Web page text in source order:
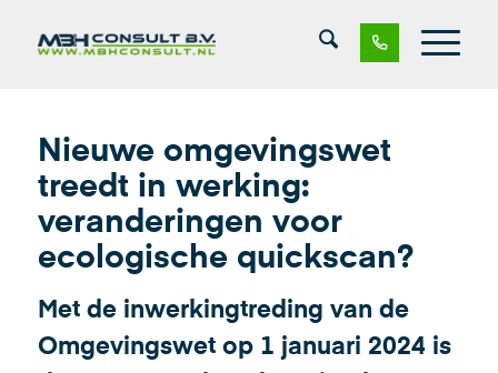
Nieuwe omgevingswet
treedt in werking:
veranderingen voor
ecologische quickscan?
Met de inwerkingtreding van de
Omgevingswet op 1 januari 2024 is